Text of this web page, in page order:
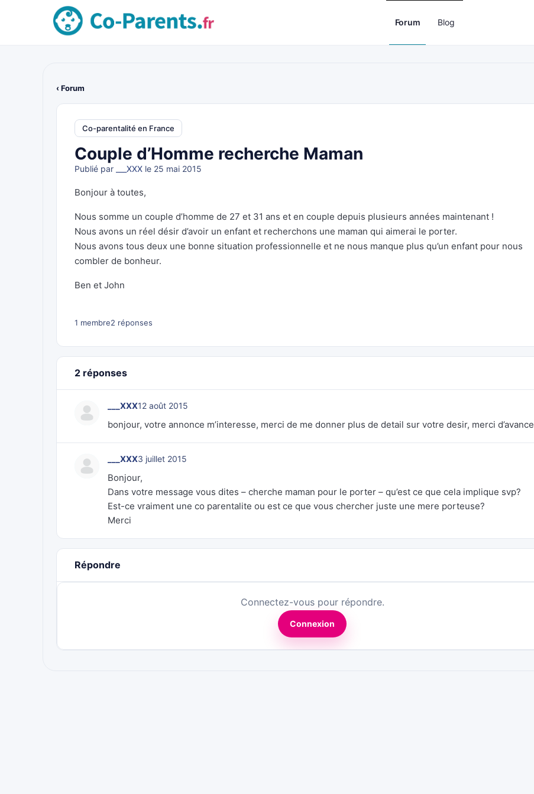
Forum Blog
‹ Forum
Co-parentalité en France
Couple d’Homme recherche Maman
Publié par ___XXX le 25 mai 2015
Bonjour à toutes,
Nous somme un couple d’homme de 27 et 31 ans et en couple depuis plusieurs années maintenant !
Nous avons un réel désir d’avoir un enfant et recherchons une maman qui aimerai le porter.
Nous avons tous deux une bonne situation professionnelle et ne nous manque plus qu’un enfant pour nous
combler de bonheur.
Ben et John
1 membre2 réponses
2 réponses
___XXX12 août 2015
bonjour, votre annonce m’interesse, merci de me donner plus de detail sur votre desir, merci d’avance
___XXX3 juillet 2015
Bonjour,
Dans votre message vous dites – cherche maman pour le porter – qu’est ce que cela implique svp?
Est-ce vraiment une co parentalite ou est ce que vous chercher juste une mere porteuse?
Merci
Répondre
Connectez-vous pour répondre.
Connexion